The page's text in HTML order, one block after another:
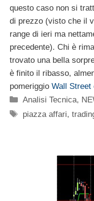
questo caso non si
di prezzo (visto che il
range di ieri ma
precedente). Chi è
trovato una bella
è finito il ribasso,
pomeriggio Wall
Categorie
Analisi Tecnica,
Tag
piazza affari,